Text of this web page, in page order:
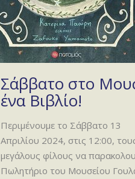
Σάββατο στο
ένα Βιβλίο!
Περιμένουμε το Σάββατο 13
Απριλίου 2024, στις 12:00,
μεγάλους φίλους να
Πωλητήριο του Μουσείου